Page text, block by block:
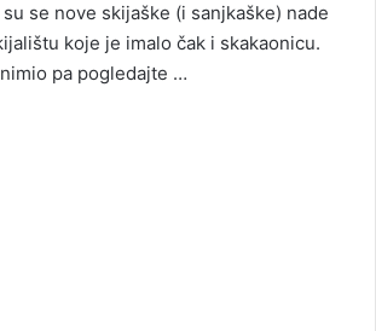
se nove skijaške (i sanjkaške) nade
koje je imalo čak i skakaonicu.
pa pogledajte …